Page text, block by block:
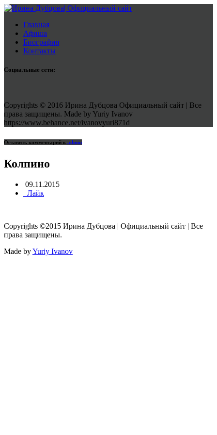
Главная
Афиша
Биография
Контакты
Социальные сети:
Copyrights © 2016 Ирина Дубцова Официальный сайт | Все
права защищены. Made by Yuriy Ivanov
https://www.behance.net/ivanovyuri871d
Оставить комментарий к admin
Колпино
09.11.2015
Лайк
Copyrights ©2015 Ирина Дубцова | Официальный сайт | Все
права защищены.
Made byYuriy Ivanov